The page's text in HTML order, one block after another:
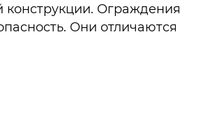
Ограждения
Они отличаются